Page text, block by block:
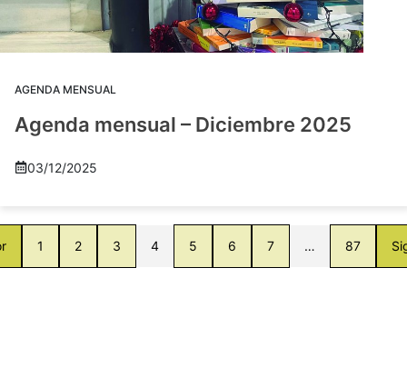
AGENDA MENSUAL
Agenda mensual – Diciembre 2025
03/12/2025
1 2 3 4 5 6 7 … 87